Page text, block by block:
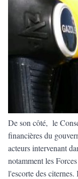
De son côté, le
financières du
acteurs intervenant
notamment les
l'escorte des